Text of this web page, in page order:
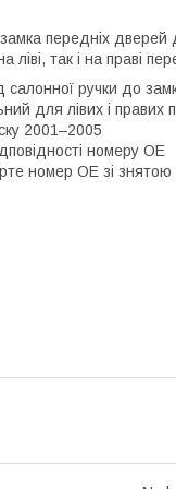
передніх
так і на праві
ручки до
для лівих і правих
2001–2005
номеру OE
номер OE зі